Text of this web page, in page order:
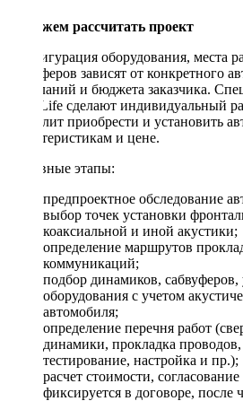
Поможем рассчитать проект
Конфигурация оборудования, места
сабвуферов зависят от конкретного
пожеланий и бюджета заказчика.
DriveLife сделают индивидуальный
позволит приобрести и установить
характеристикам и цене.
Основные этапы:
предпроектное обследование
выбор точек установки
коаксиальной и иной акустики;
определение маршрутов
коммуникаций;
подбор динамиков, сабвуферов,
оборудования с учетом
автомобиля;
определение перечня работ
динамики, прокладка
тестирование, настройка и пр.);
расчет стоимости,
фиксируется в договоре, после